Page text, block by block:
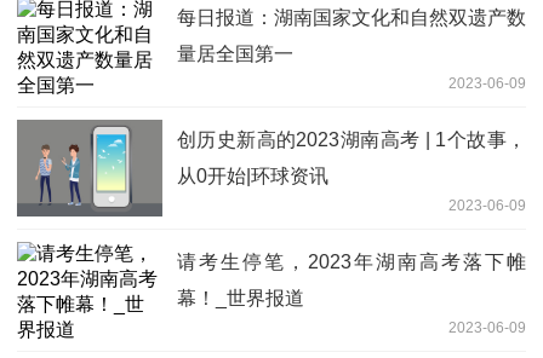
每日报道：湖南国家文化和自然双遗产数
量居全国第一
2023-06-09
创历史新高的2023湖南高考 | 1个故事，
从0开始|环球资讯
2023-06-09
请考生停笔，2023年湖南高考落下帷
幕！_世界报道
2023-06-09